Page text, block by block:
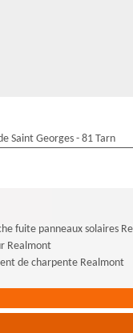
Saint Georges - 81 Tarn
fuite panneaux solaires
Realmont
de charpente Realmont